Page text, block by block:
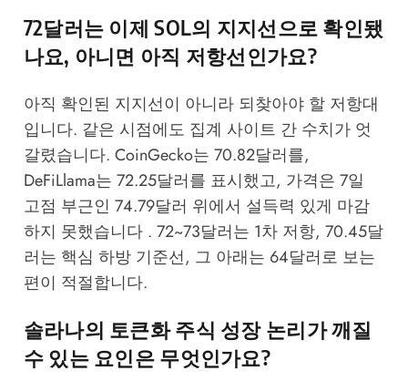
72달러는 이제 SOL의 지지선으로 확인됐
나요, 아니면 아직 저항선인가요?
아직 확인된 지지선이 아니라 되찾아야 할 저항대
입니다. 같은 시점에도 집계 사이트 간 수치가 엇
갈렸습니다. CoinGecko는 70.82달러를,
DeFiLlama는 72.25달러를 표시했고, 가격은 7일
고점 부근인 74.79달러 위에서 설득력 있게 마감
하지 못했습니다 . 72~73달러는 1차 저항, 70.45달
러는 핵심 하방 기준선, 그 아래는 64달러로 보는
편이 적절합니다.
솔라나의 토큰화 주식 성장 논리가 깨질
수 있는 요인은 무엇인가요?